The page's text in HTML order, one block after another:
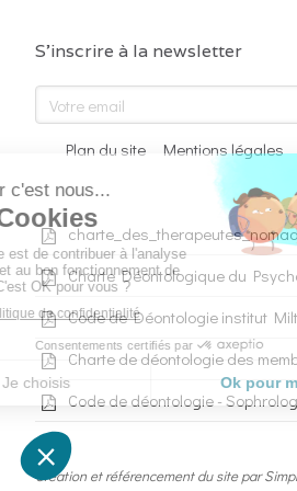
S'inscrire à la newsletter
Votre email
Plan du site Mentions légales
Charte Déontologique du
Code de Déontologie institut
Charte de déontologie des
Code de déontologie -
Création et référencement du site par